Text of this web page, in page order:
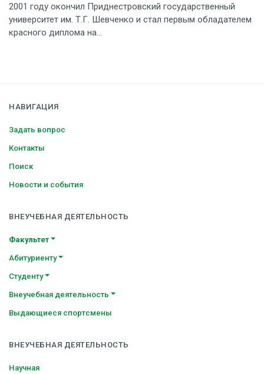
2001 году окончил Приднестровский государственный
университет им. Т.Г. Шевченко и стал первым обладателем
красного диплома на...
НАВИГАЦИЯ
Задать вопрос
Контакты
Поиск
Новости и события
ВНЕУЧЕБНАЯ ДЕЯТЕЛЬНОСТЬ
Факультет
Абитуриенту
Студенту
Внеучебная деятельность
Выдающиеся спортсмены
ВНЕУЧЕБНАЯ ДЕЯТЕЛЬНОСТЬ
Научная